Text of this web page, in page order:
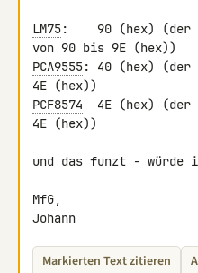
LM75:    90 (hex) (der
PCA9555: 40 (hex) (der
PCF8574
  4E (hex) (der
4E (hex))
und das funzt - würde
MfG,
Johann
Markierten Text zitieren